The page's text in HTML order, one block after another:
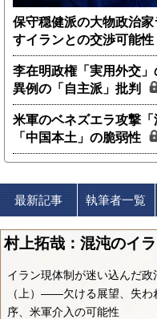
保守穏健派の大物政治
すイランとの交渉可能性
李在明政権「実用外交
異例の「自主派」批判
米軍のベネズエラ攻撃
「中国本土」の脆弱性
最新記事 執筆者一覧
村上拓哉：混沌のイ
イラン現体制が迷い込んだ政
（上）――欠ける展望、失わ
序、米軍介入の可能性